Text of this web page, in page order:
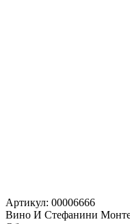
Артикул: 00006666
Вино И Стефанини